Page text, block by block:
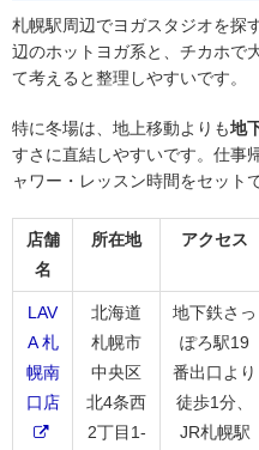
札幌駅周辺でヨガスタジオを探
辺のホットヨガ系と、チカホで
て考えると整理しやすいです。
特に冬場は、地上移動よりも地
すさに直結しやすいです。仕事
ャワー・レッスン時間をセット
店舗
名
所在地 アクセス
LAV
A 札
幌南
口店
北海道
札幌市
中央区
北4条西
2丁目1-
地下鉄さっ
ぽろ駅19
番出口より
徒歩1分、
JR札幌駅